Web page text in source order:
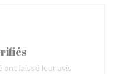
ont laissé leur avis